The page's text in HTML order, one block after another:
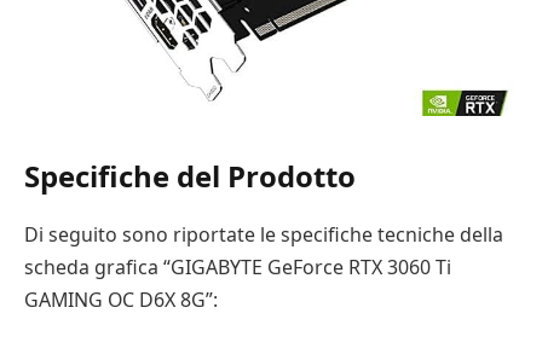
Specifiche del Prodotto
Di seguito sono riportate le specifiche tecniche della
scheda grafica “GIGABYTE GeForce RTX 3060 Ti
GAMING OC D6X 8G”: